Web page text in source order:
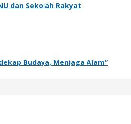
dan Sekolah Rakyat
Budaya, Menjaga Alam”